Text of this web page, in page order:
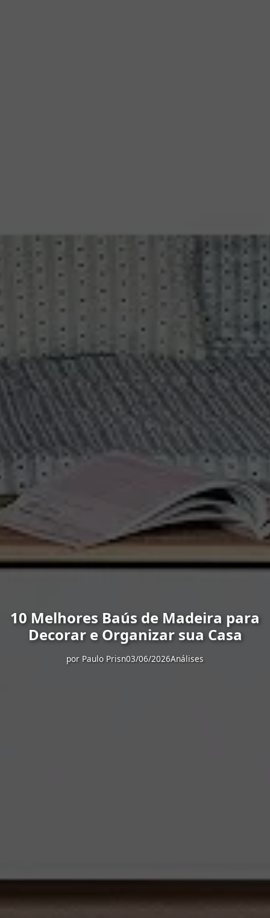
10 Melhores Baús de Madeira para
Decorar e Organizar sua Casa
por Paulo Prisn03/06/2026Análises